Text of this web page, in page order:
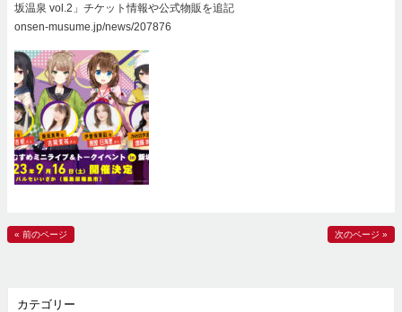
坂温泉 vol.2」チケット情報や公式物販を追記
onsen-musume.jp/news/207876
« 前のページ 次のページ »
カテゴリー